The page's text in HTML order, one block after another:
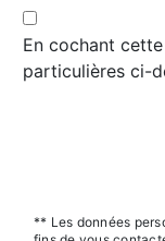
En cochant
particulières ci-
** Les données